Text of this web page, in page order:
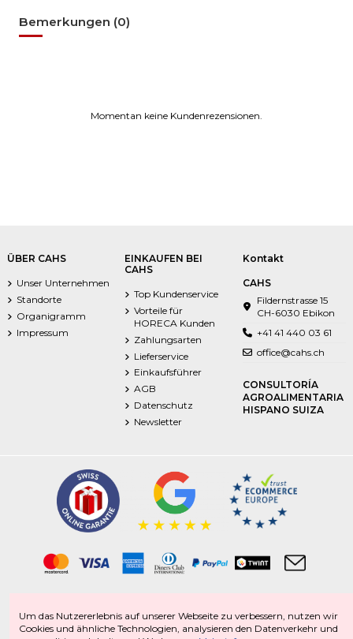
Bemerkungen (0)
Momentan keine Kundenrezensionen.
ÜBER CAHS
Unser Unternehmen
Standorte
Organigramm
Impressum
EINKAUFEN BEI
CAHS
Top Kundenservice
Vorteile für
HORECA Kunden
Zahlungsarten
Lieferservice
Einkaufsführer
AGB
Datenschutz
Newsletter
Kontakt
CAHS
Fildernstrasse 15
CH-6030 Ebikon
+41 41 440 03 61
office@cahs.ch
CONSULTORÍA
AGROALIMENTARIA
HISPANO SUIZA
Italienische Spezialitäten | Spanische Spezialitäten | Schweizer Spezialitäten |
Portugiesische Spezialitäten
Um das Nutzererlebnis auf unserer Webseite zu verbessern, nutzen wir
Cookies und ähnliche Technologien, analysieren den Datenverkehr und